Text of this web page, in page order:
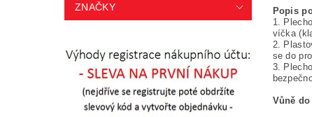
ZNAČKY
Popis
1.
víčka
2.
se do
3.
Vůně